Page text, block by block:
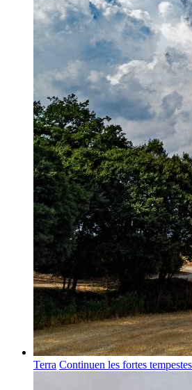
Terra Continuen les fortes